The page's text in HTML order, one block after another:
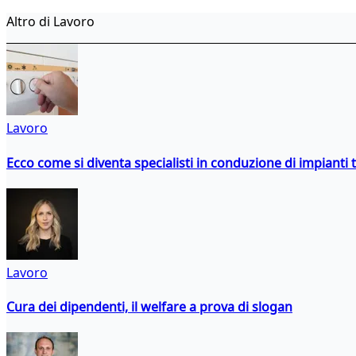
Altro di Lavoro
Lavoro
Ecco come si diventa specialisti in conduzione di impianti
Lavoro
Cura dei dipendenti, il welfare a prova di slogan